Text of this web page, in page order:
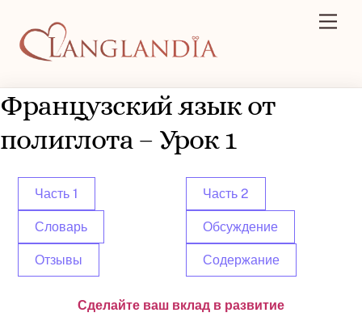
content
Французский язык от
полиглота – Урок 1
Часть 1 Часть 2
Словарь Обсуждение
Отзывы Содержание
Сделайте ваш вклад в развитие